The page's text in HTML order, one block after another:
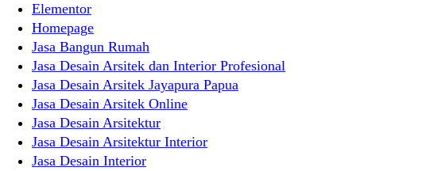
Elementor
Homepage
Jasa Bangun Rumah
Jasa Desain Arsitek dan Interior Profesional
Jasa Desain Arsitek Jayapura Papua
Jasa Desain Arsitek Online
Jasa Desain Arsitektur
Jasa Desain Arsitektur Interior
Jasa Desain Interior